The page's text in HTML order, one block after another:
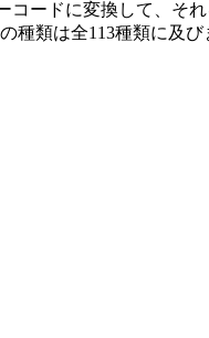
ードに変換して、
種類は全113種類に